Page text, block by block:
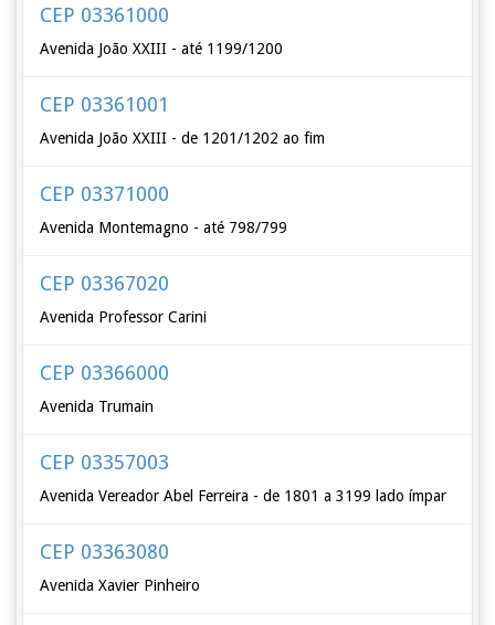
CEP 03361000
Avenida João XXIII - até 1199/1200
CEP 03361001
Avenida João XXIII - de 1201/1202 ao fim
CEP 03371000
Avenida Montemagno - até 798/799
CEP 03367020
Avenida Professor Carini
CEP 03366000
Avenida Trumain
CEP 03357003
Avenida Vereador Abel Ferreira - de 1801 a 3199 lado ímpar
CEP 03363080
Avenida Xavier Pinheiro